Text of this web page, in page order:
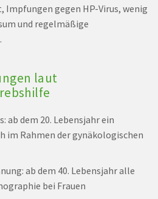
Impfungen gegen HP-Virus, wenig
und regelmäßige
laut
ab dem 20. Lebensjahr ein
im Rahmen der gynäkologischen
ab dem 40. Lebensjahr alle
bei Frauen